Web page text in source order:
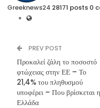
Greeknews24 28171 posts 0
PREV POST
Προκαλεί ζάλη το ποσοστό
φτώχειας στην ΕΕ – Το
21,4% του πληθυσμού
υποφέρει – Που βρίσκεται η
Ελλάδα